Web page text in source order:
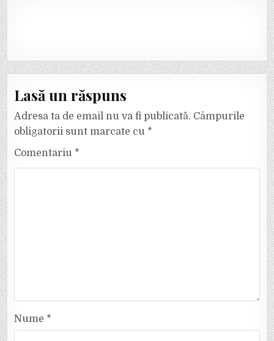
Lasă un răspuns
Adresa ta de email nu va fi publicată. Câmpurile
obligatorii sunt marcate cu *
Comentariu *
Nume *